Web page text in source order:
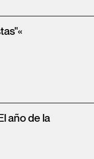
año de la